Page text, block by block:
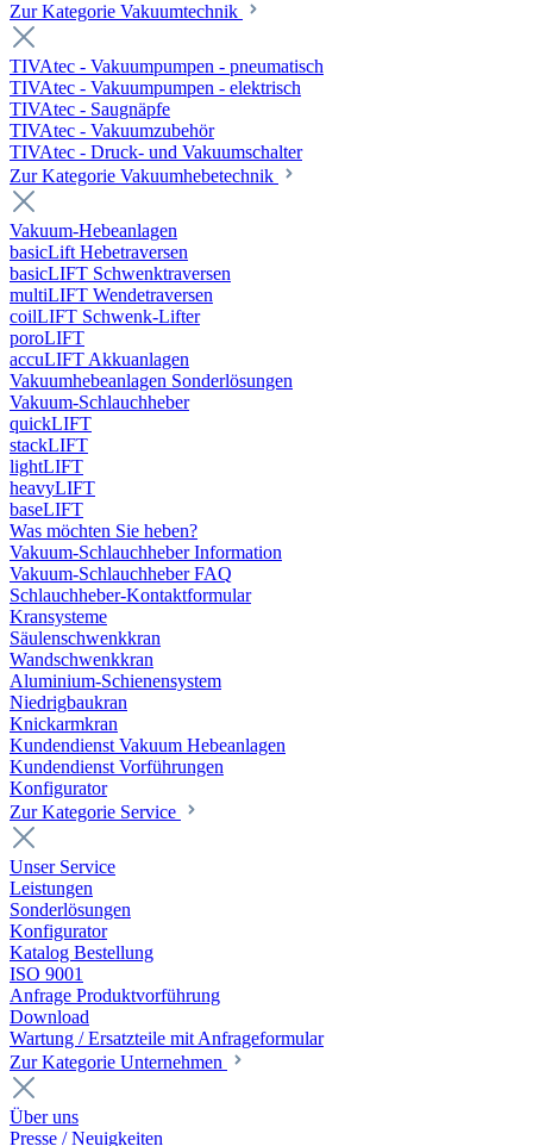
Zur Kategorie Vakuumtechnik
TIVAtec - Vakuumpumpen - pneumatisch
TIVAtec - Vakuumpumpen - elektrisch
TIVAtec - Saugnäpfe
TIVAtec - Vakuumzubehör
TIVAtec - Druck- und Vakuumschalter
Zur Kategorie Vakuumhebetechnik
Vakuum-Hebeanlagen
basicLift Hebetraversen
basicLIFT Schwenktraversen
multiLIFT Wendetraversen
coilLIFT Schwenk-Lifter
poroLIFT
accuLIFT Akkuanlagen
Vakuumhebeanlagen Sonderlösungen
Vakuum-Schlauchheber
quickLIFT
stackLIFT
lightLIFT
heavyLIFT
baseLIFT
Was möchten Sie heben?
Vakuum-Schlauchheber Information
Vakuum-Schlauchheber FAQ
Schlauchheber-Kontaktformular
Kransysteme
Säulenschwenkkran
Wandschwenkkran
Aluminium-Schienensystem
Niedrigbaukran
Knickarmkran
Kundendienst Vakuum Hebeanlagen
Kundendienst Vorführungen
Konfigurator
Zur Kategorie Service
Unser Service
Leistungen
Sonderlösungen
Konfigurator
Katalog Bestellung
ISO 9001
Anfrage Produktvorführung
Download
Wartung / Ersatzteile mit Anfrageformular
Zur Kategorie Unternehmen
Über uns
Presse / Neuigkeiten